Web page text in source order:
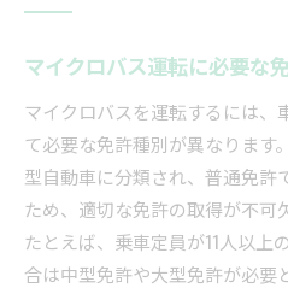
マイクロバス運転に必要な
マイクロバスを運転するには、
て必要な免許種別が異なります
型自動車に分類され、普通免許
ため、適切な免許の取得が不可
たとえば、乗車定員が11人以上
合は中型免許や大型免許が必要